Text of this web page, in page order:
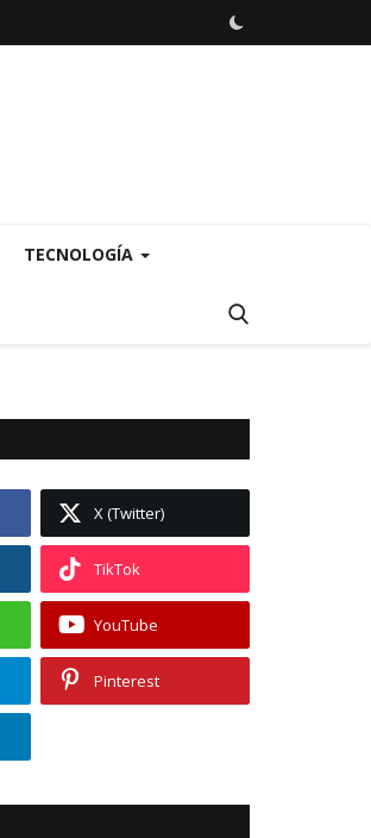
TECNOLOGÍA
X (Twitter)
TikTok
YouTube
Pinterest